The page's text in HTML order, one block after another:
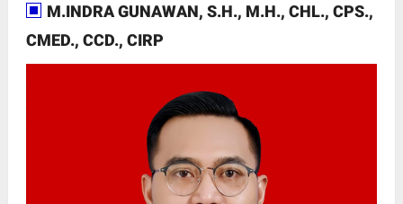
M.INDRA GUNAWAN, S.H., M.H., CHL., CPS.,
CMED., CCD., CIRP